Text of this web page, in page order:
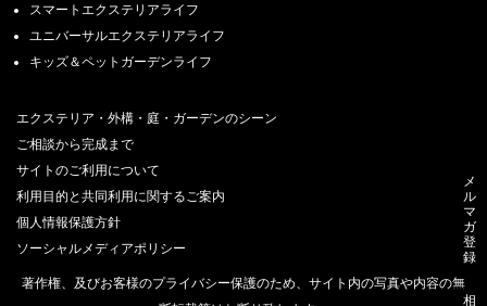
スマートエクステリアライフ
ユニバーサルエクステリアライフ
キッズ＆ペットガーデンライフ
エクステリア・外構・庭・ガーデンのシーン
ご相談から完成まで
サイトのご利用について
利用目的と共同利用に関するご案内
個人情報保護方針
ソーシャルメディアポリシー
著作権、及びお客様のプライバシー保護のため、サイト内の写真や内容の無
メ
ル
マ
ガ
登
録
相